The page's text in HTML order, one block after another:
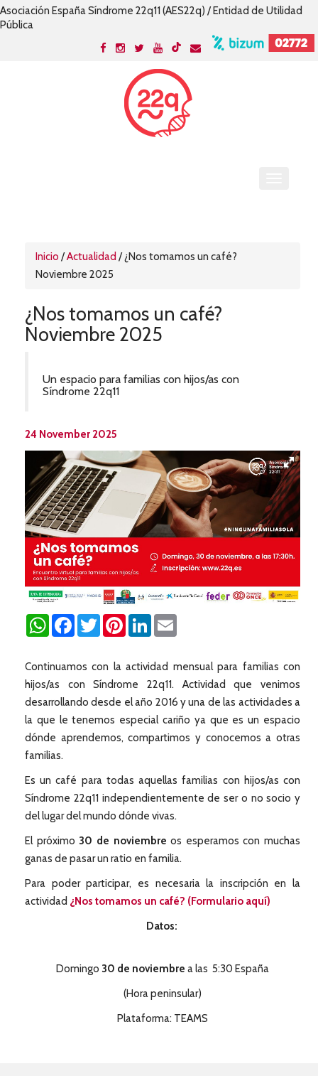
Asociación España Síndrome 22q11 (AES22q) / Entidad de Utilidad
Pública
Inicio /Actualidad /¿Nos tomamos un café?
Noviembre 2025
¿Nos tomamos un café?
Noviembre 2025
Un espacio para familias con hijos/as con
Síndrome 22q11
24 November 2025
WhatsAppFacebookTwitterPinterestLinkedIn
Continuamos con la actividad mensual para familias con
hijos/as con Síndrome 22q11. Actividad que venimos
desarrollando desde el año 2016 y una de las actividades a
la que le tenemos especial cariño ya que es un espacio
dónde aprendemos, compartimos y conocemos a otras
familias.
Es un café para todas aquellas familias con hijos/as con
Síndrome 22q11 independientemente de ser o no socio y
del lugar del mundo dónde vivas.
El próximo 30 de noviembreos esperamos con muchas
ganas de pasar un ratio en familia.
Para poder participar, es necesaria la inscripción en la
actividad ¿Nos tomamos un café? (Formulario aquí)
Datos:
Domingo 30 de noviembre a las 5:30 España
(Hora peninsular)
Plataforma: TEAMS